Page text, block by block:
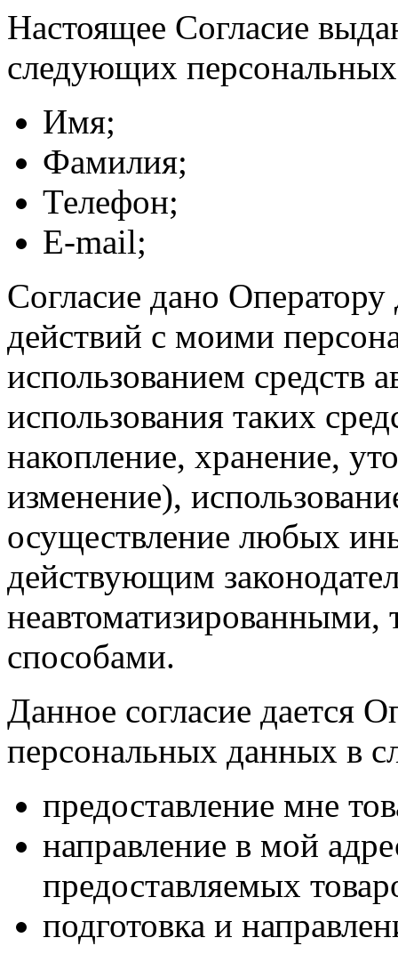
Настоящее Согласие
следующих
Имя;
Фамилия;
Телефон;
E-mail;
Согласие дано
действий с моими
использованием средств
использования таких
накопление, хранение,
изменение),
осуществление любых
действующим
неавтоматизированными,
способами.
Данное согласие дается
персональных данных в
предоставление мне
направление в мой
предоставляемых
подготовка и